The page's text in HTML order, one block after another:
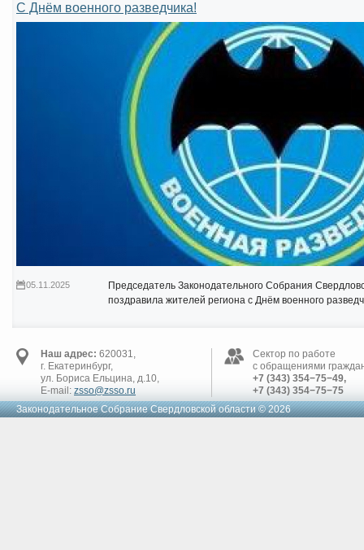
С Днём военного разведчика!
05.11.2025
Председатель Законодательного Собрания
поздравила жителей региона с Днём военного
Наш адрес: 620031,
г. Екатеринбург,
ул. Бориса Ельцина, д.10,
E-mail: zsso@zsso.ru
Сектор по работе
с обращениями
+7 (343) 354−75−49,
+7 (343) 354−75−75
Законодательное Cобрание Свердловской области © 2026